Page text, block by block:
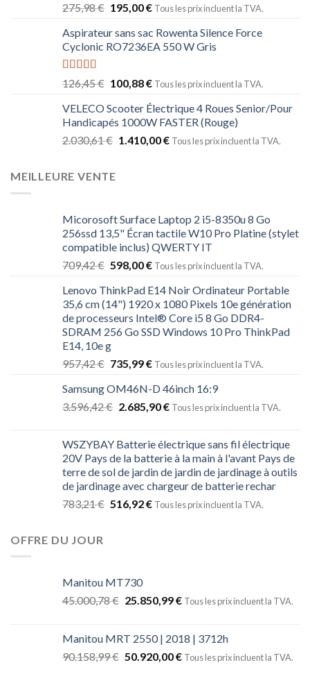
275,98€ 195,00€ Tous les prix incluent la TVA.
Aspirateur sans sac Rowenta Silence Force
Cyclonic RO7236EA 550 W Gris
Note5.00
sur 5
126,45€ 100,88€ Tous les prix incluent la TVA.
VELECO Scooter Électrique 4 Roues Senior/Pour
Handicapés 1000W FASTER (Rouge)
2.030,61€ 1.410,00€ Tous les prix incluent la TVA.
MEILLEURE VENTE
Micorosoft Surface Laptop 2 i5-8350u 8 Go
256ssd 13,5" Écran tactile W10 Pro Platine (stylet
compatible inclus) QWERTY IT
709,42€ 598,00€ Tous les prix incluent la TVA.
Lenovo ThinkPad E14 Noir Ordinateur Portable
35,6 cm (14") 1920 x 1080 Pixels 10e génération
de processeurs Intel® Core i5 8 Go DDR4-
SDRAM 256 Go SSD Windows 10 Pro ThinkPad
E14, 10e g
957,42€ 735,99€ Tous les prix incluent la TVA.
Samsung OM46N-D 46inch 16:9
3.596,42€ 2.685,90€ Tous les prix incluent la TVA.
WSZYBAY Batterie électrique sans fil électrique
20V Pays de la batterie à la main à l'avant Pays de
terre de sol de jardin de jardin de jardinage à outils
de jardinage avec chargeur de batterie rechar
783,21€ 516,92€ Tous les prix incluent la TVA.
OFFRE DU JOUR
Manitou MT730
45.000,78€ 25.850,99€ Tous les prix incluent la TVA.
Manitou MRT 2550 | 2018 | 3712h
90.158,99€ 50.920,00€ Tous les prix incluent la TVA.